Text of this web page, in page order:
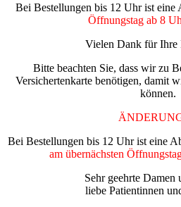
Bei Bestellungen bis 12 Uhr ist eine
Öffnungstag ab 8
Vielen Dank für Ihre
Bitte beachten Sie, dass wir zu
Versichertenkarte benötigen, damit
können.
Bei Bestellungen bis 12 Uhr ist eine
am übernächsten
Sehr geehrte Damen
liebe Patientinnen